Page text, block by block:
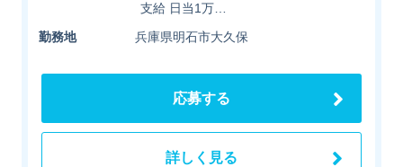
支給 日当1万…
勤務地
兵庫県明石市大久保
応募する
詳しく見る